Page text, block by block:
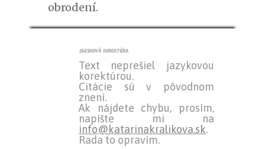
obrodení.
jazyková korektúra
Text neprešiel jazykovou
korektúrou.
Citácie sú v pôvodnom
znení.
Ak nájdete chybu, prosím,
napíšte mi na
info@katarinakralikova.sk.
Rada to opravím.